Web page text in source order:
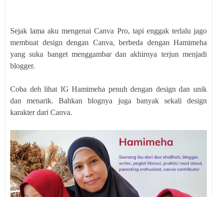
Sejak lama aku mengenai Canva Pro, tapi enggak terlalu jago
membuat design dengan Canva, berbeda dengan Hamimeha
yang suka banget menggambar dan akhirnya terjun menjadi
blogger.
Coba deh lihat IG Hamimeha penuh dengan design dan unik
dan menarik. Bahkan blognya juga banyak sekali design
karakter dari Canva.